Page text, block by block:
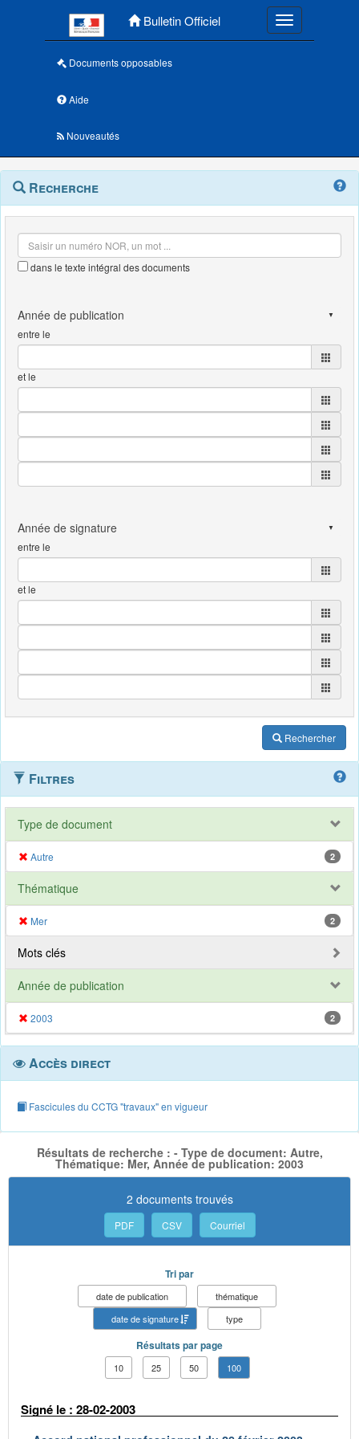
Bulletin Officiel Toggle
Documents opposables
Aide
Nouveautés
Navigation
outils
Menu
contextuel
Recherche
dans le texte intégral des documents
entre le
et le
entre le
et le
Rechercher
Filtres
Type de document
Autre 2
Thématique
Mer 2
Mots clés
Année de publication
2003 2
Accès direct
Fascicules du CCTG "travaux" en vigueur
Résultats de recherche : - Type de document: Autre,
Thématique: Mer, Année de publication: 2003
2 documents trouvés
PDF CSV Courriel
Tri par
date de publication
thématique
date de signature
type
Résultats par page
10 25 50 100
Signé le : 28-02-2003